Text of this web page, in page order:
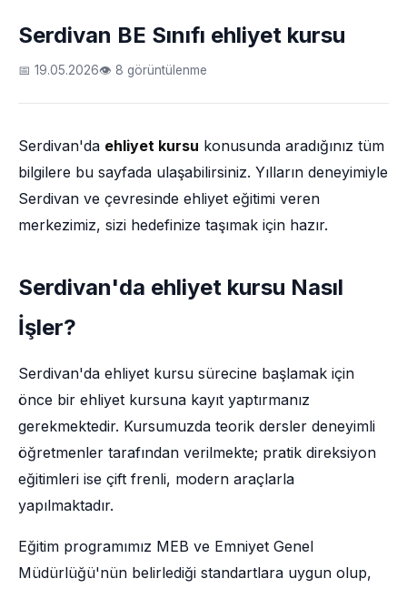
Serdivan BE Sınıfı ehliyet kursu
📅 19.05.2026👁 8 görüntülenme
Serdivan'da ehliyet kursu konusunda aradığınız tüm
bilgilere bu sayfada ulaşabilirsiniz. Yılların deneyimiyle
Serdivan ve çevresinde ehliyet eğitimi veren
merkezimiz, sizi hedefinize taşımak için hazır.
Serdivan'da ehliyet kursu Nasıl
İşler?
Serdivan'da ehliyet kursu sürecine başlamak için
önce bir ehliyet kursuna kayıt yaptırmanız
gerekmektedir. Kursumuzda teorik dersler deneyimli
öğretmenler tarafından verilmekte; pratik direksiyon
eğitimleri ise çift frenli, modern araçlarla
yapılmaktadır.
Eğitim programımız MEB ve Emniyet Genel
Müdürlüğü'nün belirlediği standartlara uygun olup,